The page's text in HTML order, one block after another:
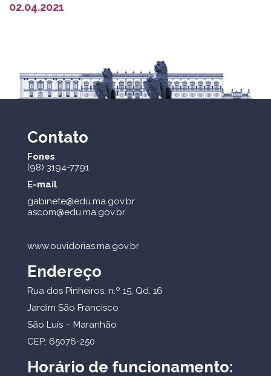
02.04.2021
Contato
Fones:
(98) 3194-7791
E-mail:
gabinete@edu.ma.gov.br
ascom@edu.ma.gov.br
www.ouvidorias.ma.gov.br
Endereço
Rua dos Pinheiros, n.º 15, Qd. 16
Jardim São Francisco
São Luís – Maranhão
CEP: 65076-250
Horário de funcionamento: